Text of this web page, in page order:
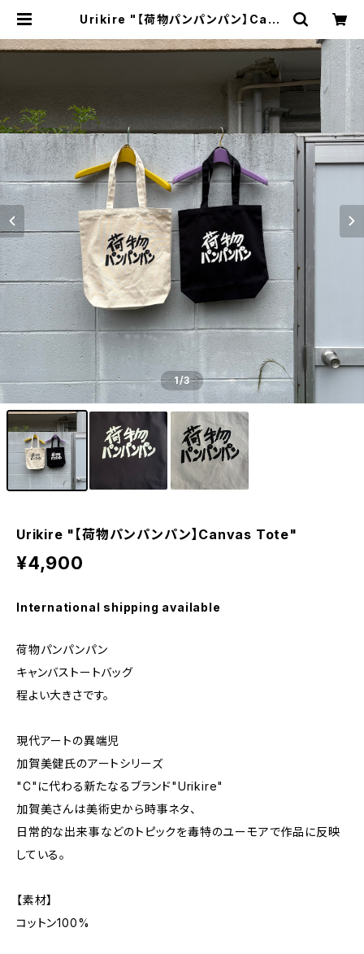
Urikire "【荷物パンパンパン】Canv
1/3
Urikire "【荷物パンパンパン】Canvas Tote"
¥4,900
International shipping available
荷物パンパンパン
キャンバストートバッグ
程よい大きさです。
現代アートの異端児
加賀美健氏のアートシリーズ
"C"に代わる新たなるブランド"Urikire"
加賀美さんは美術史から時事ネタ、
日常的な出来事などのトピックを毒特のユーモアで作品に反映
している。
【素材】
コットン100%